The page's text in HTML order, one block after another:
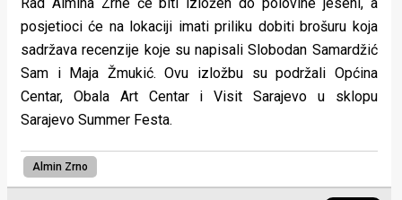
Rad Almina Zrne će biti izložen do polovine jeseni, a
posjetioci će na lokaciji imati priliku dobiti brošuru koja
sadržava recenzije koje su napisali Slobodan Samardžić
Sam i Maja Žmukić. Ovu izložbu su podržali Općina
Centar, Obala Art Centar i Visit Sarajevo u sklopu
Sarajevo Summer Festa.
Almin Zrno